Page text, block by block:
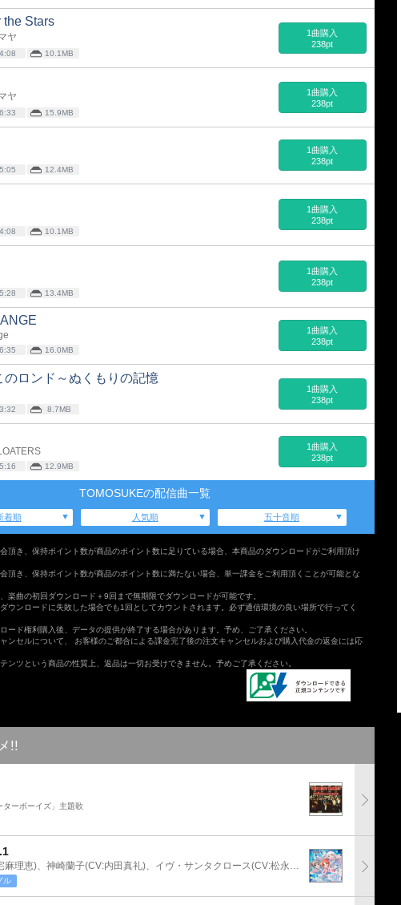
the Stars
ヤ
10.1MB
1曲購入
238pt
ヤ
15.9MB
1曲購入
238pt
12.4MB
1曲購入
238pt
10.1MB
1曲購入
238pt
13.4MB
1曲購入
238pt
16.0MB
1曲購入
238pt
のロンド～ぬくもりの記憶
8.7MB
1曲購入
238pt
12.9MB
1曲購入
238pt
TOMOSUKEの配信曲一覧
着順 人気順 五十音順
頂き、保持ポイント数が商品のポイント数に足りている場合、本商品のダウンロードがご利用頂け
頂き、保持ポイント数が商品のポイント数に満たない場合、単一課金をご利用頂くことが可能とな
楽曲の初回ダウンロード＋9回まで無期限でダウンロードが可能です。
ウンロードに失敗した場合でも1回としてカウントされます。必ず通信環境の良い場所で行ってく
ード権利購入後、データの提供が終了する場合があります。予め、ご了承ください。
ンセルについて、 お客様のご都合による課金完了後の注文キャンセルおよび購入代金の返金には応
ンツという商品の性質上、返品は一切お受けできません。予めご了承ください。
!!
ーボーイズ」主題歌
安部菜々(CV:三宅麻理恵)、神崎蘭子(CV:内田真礼)、イヴ・サンタクロース(CV:松永あかね)
ル